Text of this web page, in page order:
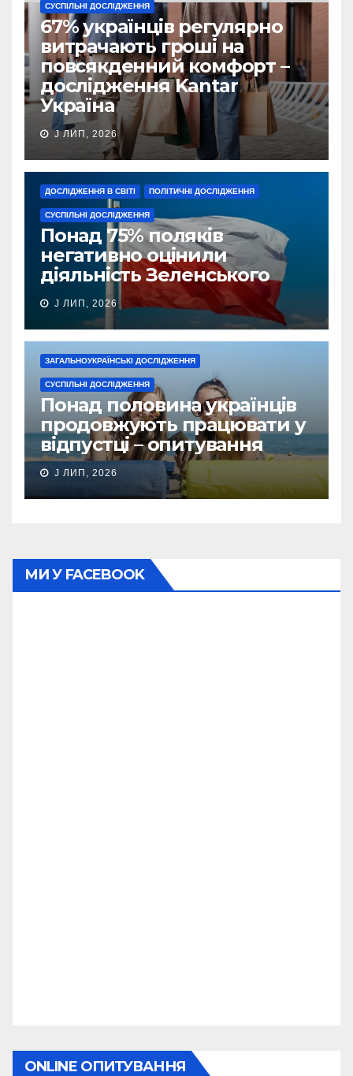
СУСПІЛЬНІ ДОСЛІДЖЕННЯ
67% українців регулярно
витрачають гроші на
повсякденний комфорт –
дослідження Kantar
Україна
J ЛИП, 2026
ДОСЛІДЖЕННЯ В СВІТІ ПОЛІТИЧНІ ДОСЛІДЖЕННЯ
СУСПІЛЬНІ ДОСЛІДЖЕННЯ
Понад 75% поляків
негативно оцінили
діяльність Зеленського
J ЛИП, 2026
ЗАГАЛЬНОУКРАЇНСЬКІ ДОСЛІДЖЕННЯ
СУСПІЛЬНІ ДОСЛІДЖЕННЯ
Понад половина українців
продовжують працювати у
відпустці – опитування
J ЛИП, 2026
МИ У FACEBOOK
ONLINE ОПИТУВАННЯ